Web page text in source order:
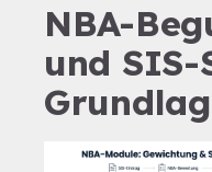
NBA-
und